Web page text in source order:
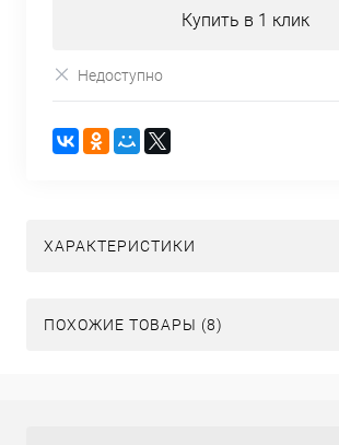
Купить в 1 клик
Недоступно
ХАРАКТЕРИСТИКИ
ПОХОЖИЕ ТОВАРЫ (8)